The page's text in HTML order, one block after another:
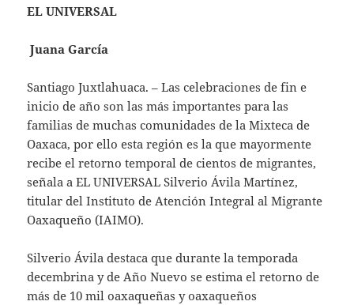
EL UNIVERSAL
Juana García
Santiago Juxtlahuaca. – Las celebraciones de fin e
inicio de año son las más importantes para las
familias de muchas comunidades de la Mixteca de
Oaxaca, por ello esta región es la que mayormente
recibe el retorno temporal de cientos de migrantes,
señala a EL UNIVERSAL Silverio Ávila Martínez,
titular del Instituto de Atención Integral al Migrante
Oaxaqueño (IAIMO).
Silverio Ávila destaca que durante la temporada
decembrina y de Año Nuevo se estima el retorno de
más de 10 mil oaxaqueñas y oaxaqueños